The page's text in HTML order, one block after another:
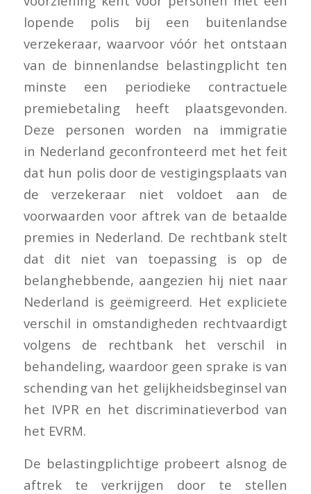
lopende polis bij een buitenlandse
verzekeraar, waarvoor vóór het ontstaan
van de binnenlandse belastingplicht ten
minste een periodieke contractuele
premiebetaling heeft plaatsgevonden.
Deze personen worden na immigratie
in Nederland geconfronteerd met het feit
dat hun polis door de vestigingsplaats van
de verzekeraar niet voldoet aan de
voorwaarden voor aftrek van de betaalde
premies in Nederland. De rechtbank stelt
dat dit niet van toepassing is op de
belanghebbende, aangezien hij niet naar
Nederland is geëmigreerd. Het expliciete
verschil in omstandigheden rechtvaardigt
volgens de rechtbank het verschil in
behandeling, waardoor geen sprake is van
schending van het gelijkheidsbeginsel van
het IVPR en het discriminatieverbod van
het EVRM.
De belastingplichtige probeert alsnog de
aftrek te verkrijgen door te stellen